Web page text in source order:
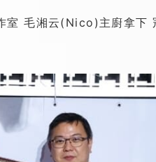
毛湘云(Nico)主廚拿下